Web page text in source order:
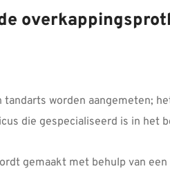
tandarts worden aangemeten;
die gespecialiseerd is in het
gemaakt met behulp van